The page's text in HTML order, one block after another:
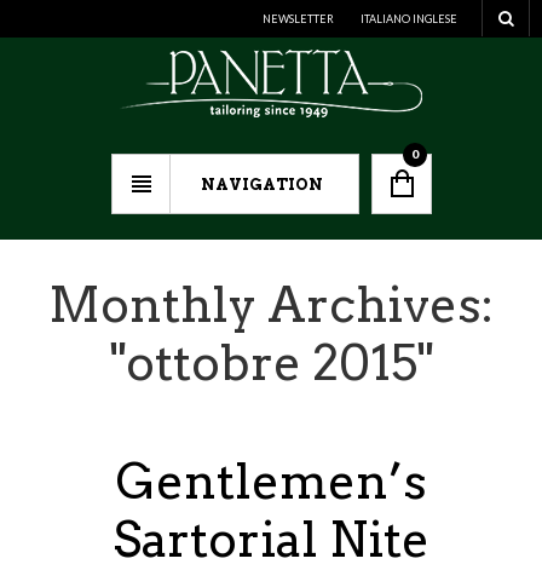
NEWSLETTER ITALIANO INGLESE
NAVIGATION
0
Monthly Archives:
"ottobre 2015"
Gentlemen’s
Sartorial Nite